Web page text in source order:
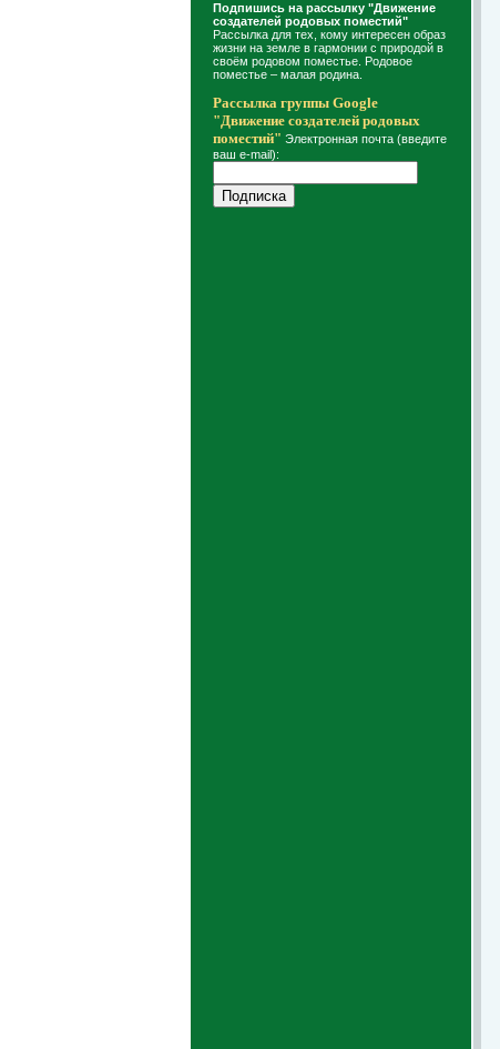
Подпишись на рассылку "Движение
создателей родовых поместий"
Рассылка для тех, кому интересен образ
жизни на земле в гармонии с природой в
своём родовом поместье. Родовое
поместье – малая родина.
Рассылка группы Google
"Движение создателей родовых
поместий" Электронная почта (введите
ваш e-mail):